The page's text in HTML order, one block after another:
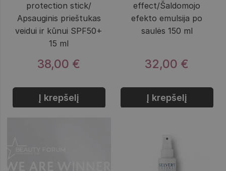
protection stick/
Apsauginis prieštukas
veidui ir kūnui SPF50+
15 ml
38,00 €
Į krepšelį
effect/Šaldomojo
efekto emulsija po
saulės 150 ml
32,00 €
Į krepšelį